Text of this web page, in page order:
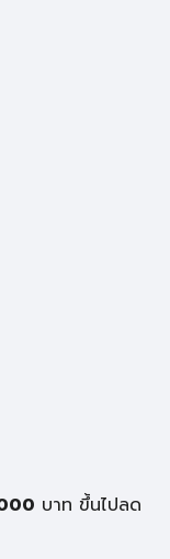
บาท ขึ้นไปลด